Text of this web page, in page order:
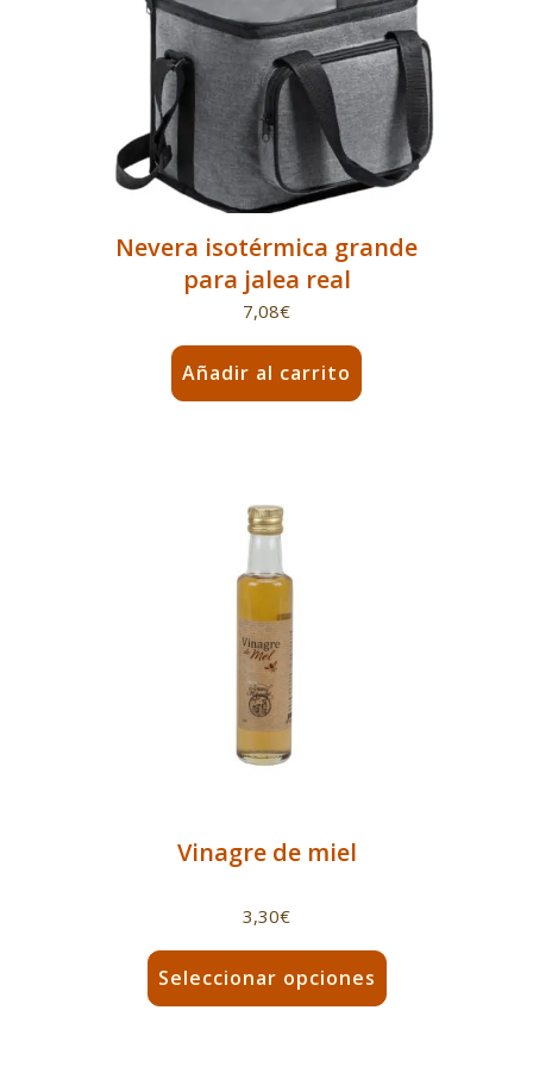
Nevera isotérmica grande
para jalea real
7,08€
Añadir al carrito
Vinagre de miel
3,30€
Seleccionar opciones